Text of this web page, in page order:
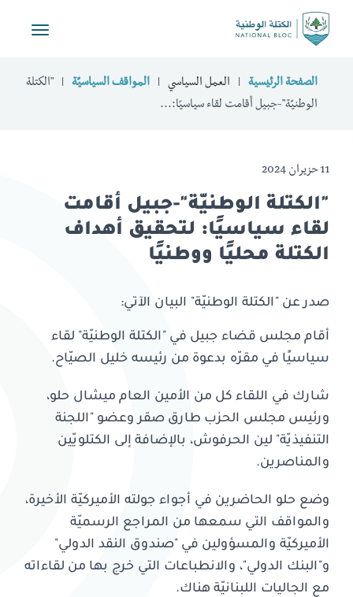
Toggle
الصفحة الرئيسية العمل السياسي المواقف السياسيّة
"الكتلة
الوطنيّة"-جبيل أقامت لقاء سياسيًا:...
11 حزيران 2024
"الكتلة الوطنيّة"-جبيل أقامت
لقاء سياسيًا: لتحقيق أهداف
الكتلة محليًا ووطنيًا
صدر عن "الكتلة الوطنيّة" البيان الآتي:
أقام مجلس قضاء جبيل في "الكتلة الوطنيّة" لقاء
سياسيًا في مقرّه بدعوة من رئيسه خليل الصيّاح.
شارك في اللقاء كل من الأمين العام ميشال حلو،
ورئيس مجلس الحزب طارق صقر وعضو "اللجنة
التنفيذيّة" لين الحرفوش، بالإضافة إلى الكتلويّين
والمناصرين.
وضع حلو الحاضرين في أجواء جولته الأميركيّة الأخيرة،
والمواقف التي سمعها من المراجع الرسميّة
الأميركيّة والمسؤولين في "صندوق النقد الدولي"
و"البنك الدولي"، والانطباعات التي خرج بها من لقاءاته
مع الجاليات اللبنانيّة هناك.